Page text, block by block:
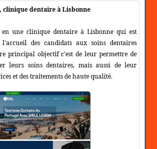
clinique dentaire à Lisbonne
en une clinique dentaire à Lisbonne qui est
l'accueil des candidats aux soins dentaires
principal objectif c'est de leur permettre de
leurs soins dentaires, mais aussi de leur
et des traitements de haute qualité.